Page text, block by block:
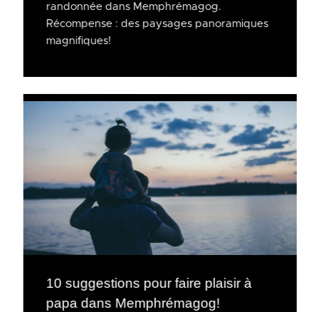
randonnée dans Memphrémagog.
Récompense : des paysages panoramiques
magnifiques!
10 suggestions pour faire plaisir à
papa dans Memphrémagog!